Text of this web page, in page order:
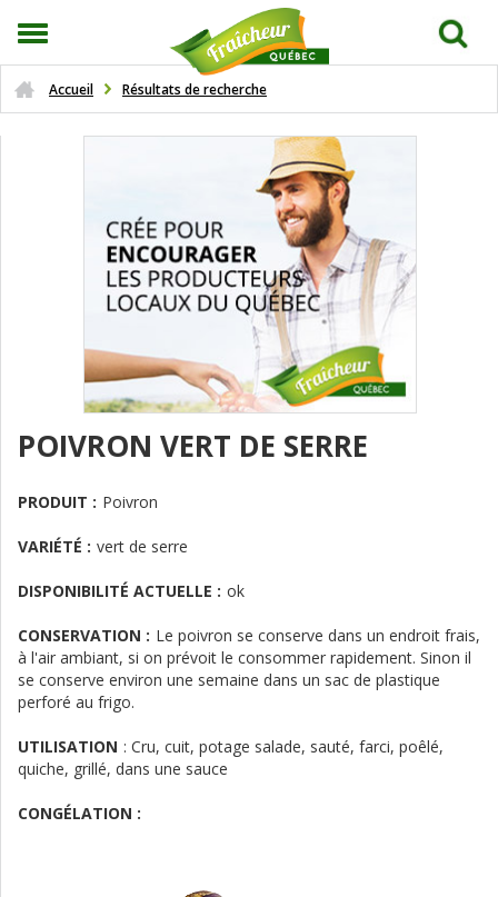
Accueil Résultats de recherche
POIVRON VERT DE SERRE
PRODUIT : Poivron
VARIÉTÉ : vert de serre
DISPONIBILITÉ ACTUELLE : ok
CONSERVATION : Le poivron se conserve dans un endroit frais,
à l'air ambiant, si on prévoit le consommer rapidement. Sinon il
se conserve environ une semaine dans un sac de plastique
perforé au frigo.
UTILISATION : Cru, cuit, potage salade, sauté, farci, poêlé,
quiche, grillé, dans une sauce
CONGÉLATION :